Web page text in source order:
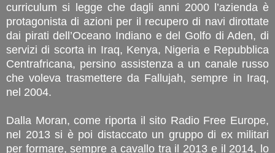
curriculum si legge che dagli anni 2000 l’azienda è
protagonista di azioni per il recupero di navi dirottate
dai pirati dell’Oceano Indiano e del Golfo di Aden, di
servizi di scorta in Iraq, Kenya, Nigeria e Repubblica
Centrafricana, persino assistenza a un canale russo
che voleva trasmettere da Fallujah, sempre in Iraq,
nel 2004.
Dalla Moran, come riporta il sito Radio Free Europe,
nel 2013 si è poi distaccato un gruppo di ex militari
per formare, sempre a cavallo tra il 2013 e il 2014, lo